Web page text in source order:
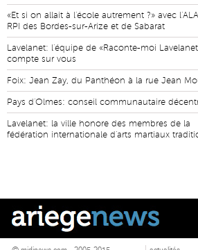
«Et si on allait à l'école autrement ?» avec
RPI des Bordes-sur-Arize et de Sabarat
Lavelanet: l'équipe de «Raconte-moi
compte sur vous
Foix: Jean Zay, du Panthéon à la rue Jean
Pays d'Olmes: conseil communautaire
Lavelanet: la ville honore des membres de la
fédération internationale d'arts martiaux